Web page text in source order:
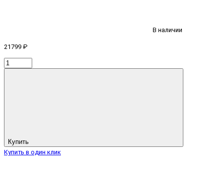
В наличии
21799 ₽
Купить
Купить в один клик